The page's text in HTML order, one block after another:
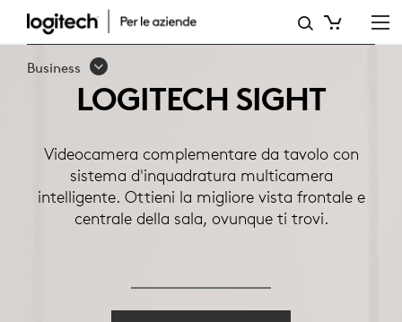
LOGITECH
SIGHT
Business
LOGITECH SIGHT
Videocamera complementare da tavolo con
sistema d'inquadratura multicamera
intelligente. Ottieni la migliore vista frontale e
centrale della sala, ovunque ti trovi.